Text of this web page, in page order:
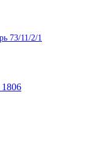
73/11/2/1